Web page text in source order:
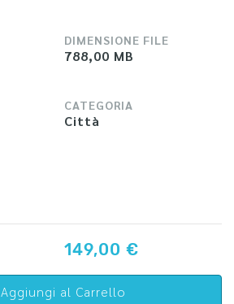
DIMENSIONE FILE
788,00 MB
CATEGORIA
Città
149,00 €
Aggiungi al Carrello